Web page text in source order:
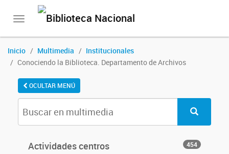
Toggle
Inicio Multimedia
Institucionales
Conociendo la Biblioteca. Departamento de Archivos
OCULTAR MENÚ
Actividades centros 454